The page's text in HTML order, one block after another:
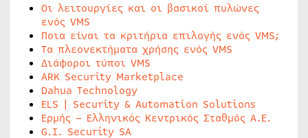
Οι λειτουργίες και οι βασικοί πυλώνες
ενός VMS
Ποια είναι τα κριτήρια επιλογής ενός VMS;
Τα πλεονεκτήματα χρήσης ενός VMS
Διάφοροι τύποι VMS
ARK Security Marketplace
Dahua Technology
ELS | Security & Automation Solutions
Ερμής – Ελληνικός Κεντρικός Σταθμός Α.Ε.
G.I. Security SA